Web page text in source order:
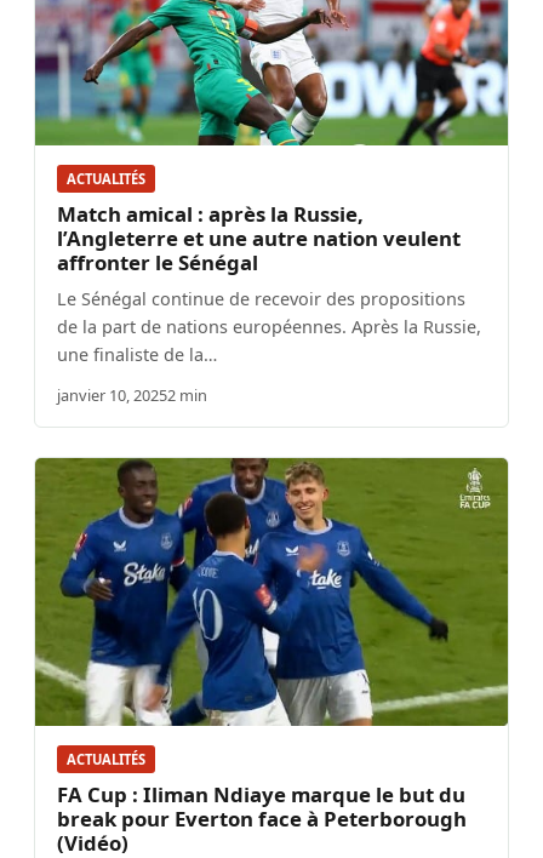
ACTUALITÉS
Match amical : après la Russie,
l’Angleterre et une autre nation veulent
affronter le Sénégal
Le Sénégal continue de recevoir des propositions
de la part de nations européennes. Après la Russie,
une finaliste de la…
janvier 10, 20252 min
ACTUALITÉS
FA Cup : Iliman Ndiaye marque le but du
break pour Everton face à Peterborough
(Vidéo)